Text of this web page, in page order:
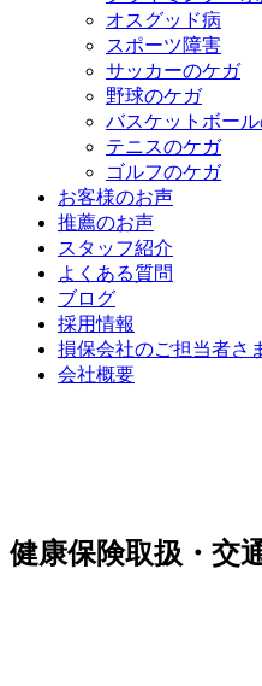
オスグッド病
スポーツ障害
サッカーのケガ
野球のケガ
バスケットボー
テニスのケガ
ゴルフのケガ
お客様のお声
推薦のお声
スタッフ紹介
よくある質問
ブログ
採用情報
損保会社のご担当者さ
会社概要
健康保険取扱・交